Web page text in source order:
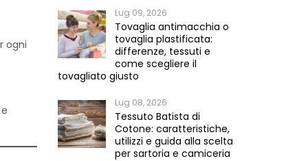
ogni
Lug 09, 2026
Tovaglia antimacchia o
tovaglia plastificata:
differenze, tessuti e
come scegliere il
tovagliato giusto
Lug 08, 2026
Tessuto Batista di
Cotone: caratteristiche,
utilizzi e guida alla scelta
per sartoria e camiceria